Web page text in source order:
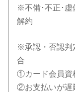
※不備･不正･虚
解約
※承認・否認判
合
①カード会員資
②お支払いが遅